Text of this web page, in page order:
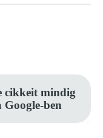
cikkeit mindig
Google-ben